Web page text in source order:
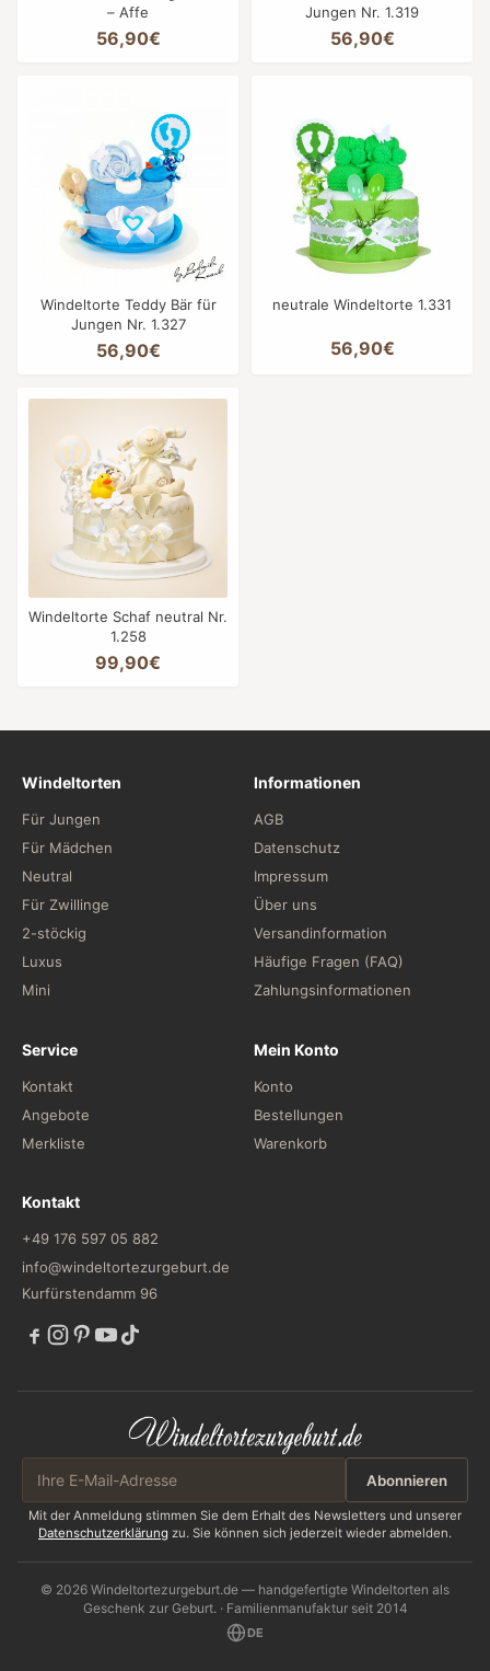
– Affe
56,90€
Jungen Nr. 1.319
56,90€
Windeltorte Teddy Bär für
Jungen Nr. 1.327
56,90€
neutrale Windeltorte 1.331
56,90€
Windeltorte Schaf neutral Nr.
1.258
99,90€
Windeltorten
Für Jungen
Für Mädchen
Neutral
Für Zwillinge
2-stöckig
Luxus
Mini
Informationen
AGB
Datenschutz
Impressum
Über uns
Versandinformation
Häufige Fragen (FAQ)
Zahlungsinformationen
Service
Kontakt
Angebote
Merkliste
Mein Konto
Konto
Bestellungen
Warenkorb
Kontakt
+49 176 597 05 882
info@windeltortezurgeburt.de
Kurfürstendamm 96
Abonnieren
Mit der Anmeldung stimmen Sie dem Erhalt des Newsletters und unserer
Datenschutzerklärung zu. Sie können sich jederzeit wieder abmelden.
© 2026 Windeltortezurgeburt.de — handgefertigte Windeltorten als
Geschenk zur Geburt. · Familienmanufaktur seit 2014
DE